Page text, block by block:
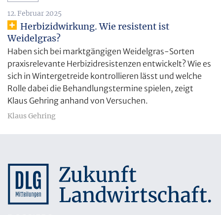
12. Februar 2025
Herbizidwirkung. Wie resistent ist
Weidelgras?
Haben sich bei marktgängigen Weidelgras-Sorten
praxisrelevante Herbizidresistenzen entwickelt? Wie es
sich in Wintergetreide kontrollieren lässt und welche
Rolle dabei die Behandlungstermine spielen, zeigt
Klaus Gehring anhand von Versuchen.
Klaus Gehring